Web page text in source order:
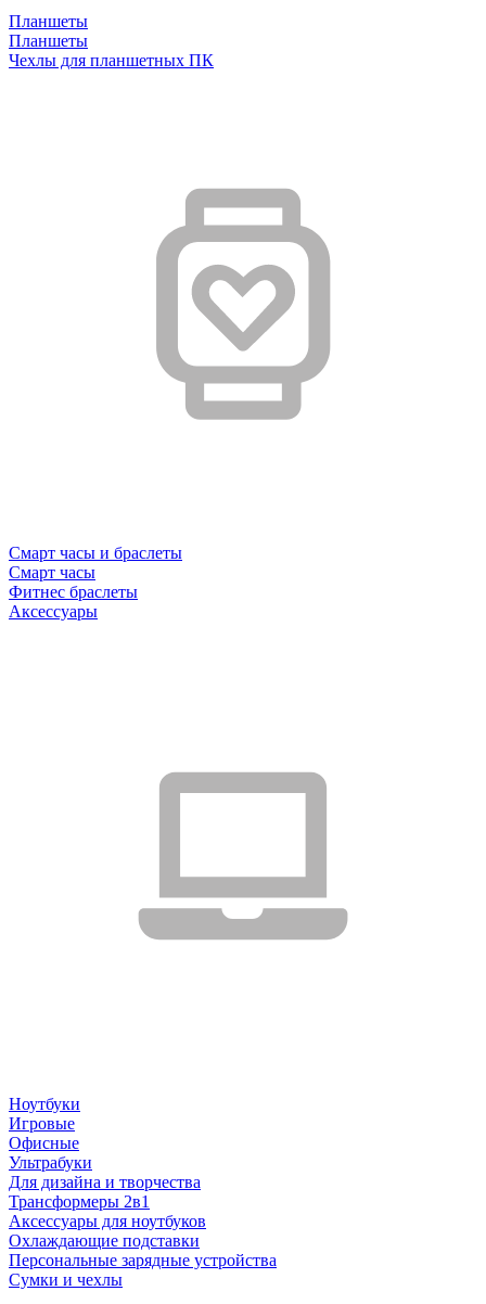
Планшеты
Планшеты
Чехлы для планшетных ПК
Смарт часы и браслеты
Смарт часы
Фитнес браслеты
Аксессуары
Ноутбуки
Игровые
Офисные
Ультрабуки
Для дизайна и творчества
Трансформеры 2в1
Аксессуары для ноутбуков
Охлаждающие подставки
Персональные зарядные устройства
Сумки и чехлы